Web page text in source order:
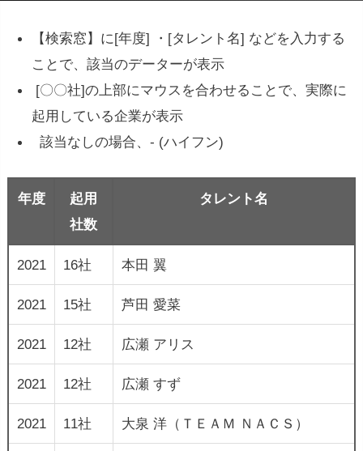
【検索窓】に[年度] ・[タレント名] などを入力する
ことで、該当のデーターが表示
[〇〇社]の上部にマウスを合わせることで、実際に
起用している企業が表示
該当なしの場合、- (ハイフン)
年度
起用
社数
タレント名
2021 16社 本田 翼
2021 15社 芦田 愛菜
2021 12社 広瀬 アリス
2021 12社 広瀬 すず
2021 11社 大泉 洋（ＴＥＡＭ ＮＡＣＳ）